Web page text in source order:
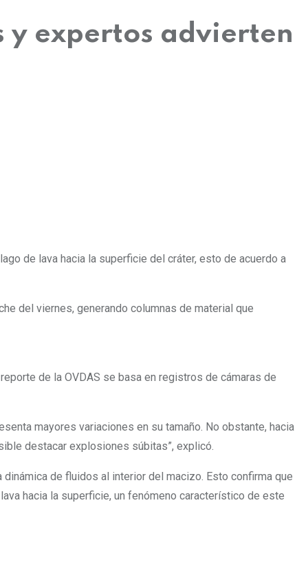
y expertos advierten
de lava hacia la superficie del cráter, esto de acuerdo a
del viernes, generando columnas de material que
de la OVDAS se basa en registros de cámaras de
mayores variaciones en su tamaño. No obstante, hacia
destacar explosiones súbitas”, explicó.
de fluidos al interior del macizo. Esto confirma que
hacia la superficie, un fenómeno característico de este